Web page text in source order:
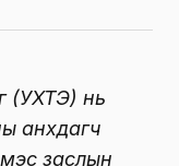
(УХТЭ) нь
анхдагч
заслын